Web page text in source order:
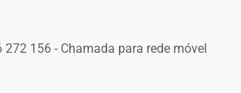
272 156 - Chamada para rede móvel